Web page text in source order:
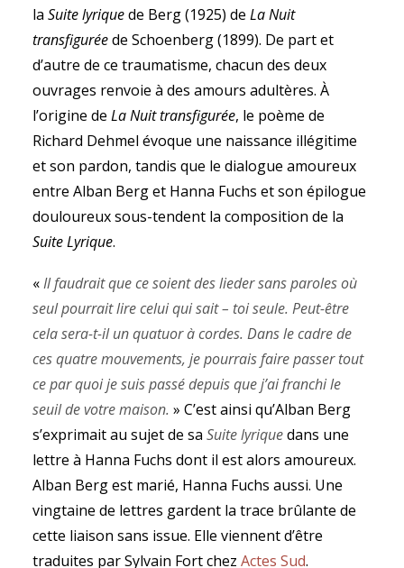
la Suite lyriquede Berg (1925) de La Nuit
transfiguréede Schoenberg (1899). De part et
d’autre de ce traumatisme, chacun des deux
ouvrages renvoie à des amours adultères. À
l’origine de La Nuit transfigurée, le poème de
Richard Dehmel évoque une naissance illégitime
et son pardon, tandis que le dialogue amoureux
entre Alban Berg et Hanna Fuchs et son épilogue
douloureux sous-tendent la composition de la
Suite Lyrique.
«Il faudrait que ce soient des lieder sans paroles où
seul pourrait lire celui qui sait – toi seule. Peut-être
cela sera-t-il un quatuor à cordes. Dans le cadre de
ces quatre mouvements, je pourrais faire passer tout
ce par quoi je suis passé depuis que j’ai franchi le
seuil de votre maison. » C’est ainsi qu’Alban Berg
s’exprimait au sujet de sa Suite lyriquedans une
lettre à Hanna Fuchs dont il est alors amoureux.
Alban Berg est marié, Hanna Fuchs aussi. Une
vingtaine de lettres gardent la trace brûlante de
cette liaison sans issue. Elle viennent d’être
traduites par Sylvain Fort chez Actes Sud.